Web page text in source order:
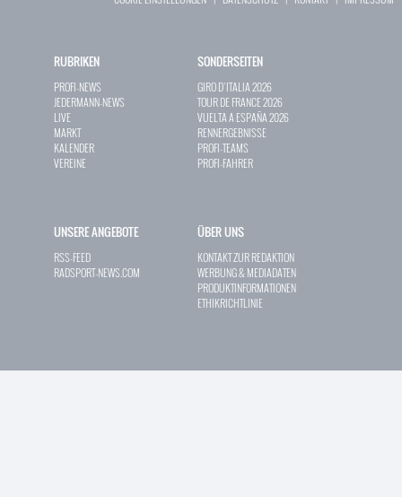
RUBRIKEN
PROFI-NEWS
JEDERMANN-NEWS
LIVE
MARKT
KALENDER
VEREINE
SONDERSEITEN
GIRO D`ITALIA 2026
TOUR DE FRANCE 2026
VUELTA A ESPAÑA 2026
RENNERGEBNISSE
PROFI-TEAMS
PROFI-FAHRER
UNSERE ANGEBOTE
RSS-FEED
RADSPORT-NEWS.COM
ÜBER UNS
KONTAKT ZUR REDAKTION
WERBUNG & MEDIADATEN
PRODUKTINFORMATIONEN
ETHIKRICHTLINIE